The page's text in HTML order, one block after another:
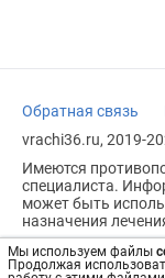
Мы используем файлы
Продолжая
Обратная связь
vrachi36.ru, 2019-
Имеются
специалиста.
может быть
назначения
Возрастное